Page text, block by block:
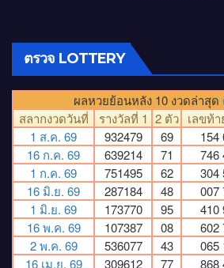
ตรวจ LOTTERY